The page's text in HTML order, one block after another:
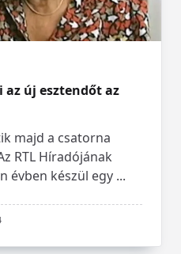
az új esztendőt az
majd a csatorna
RTL Híradójának
évben készül egy ...